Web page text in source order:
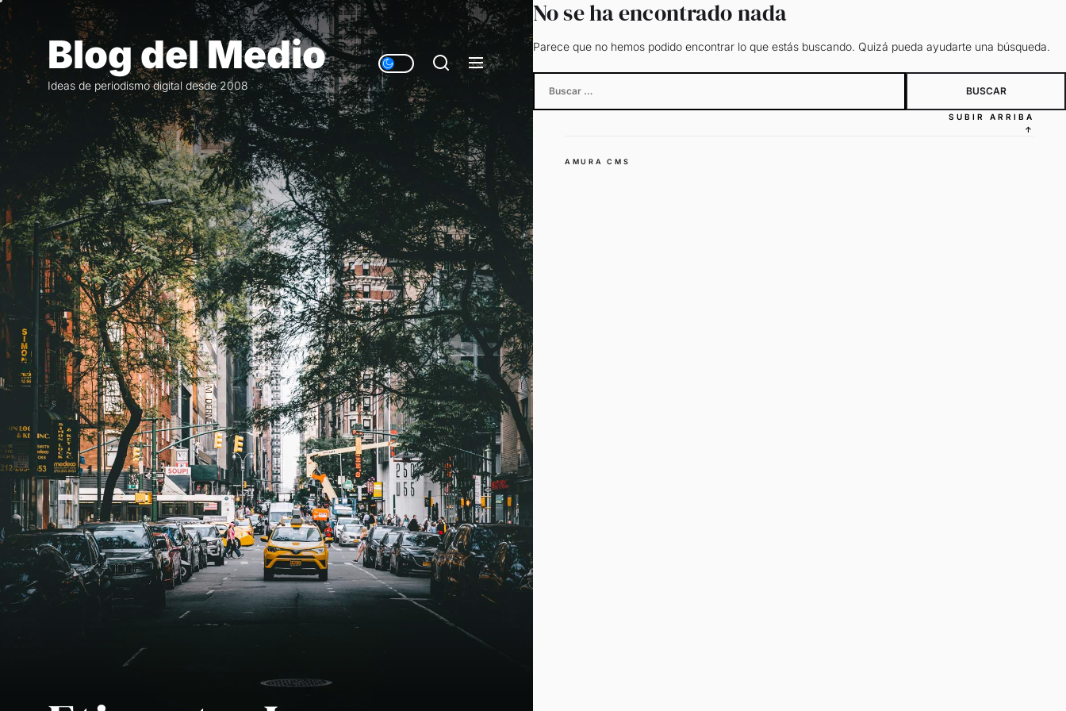
Saltar
contenidoBlog del Medio
Ideas de periodismo digital desde 2008
No se ha encontrado nada
Parece que no hemos podido encontrar lo que estás buscando. Quizá pueda ayudarte una búsqueda.
SUBIR ARRIBA
↑
AMURA CMS